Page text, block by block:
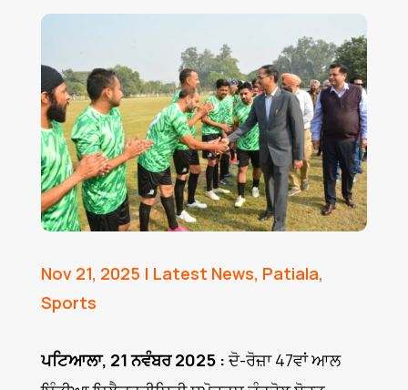
Nov 21, 2025 | Latest News, Patiala,
Sports
ਪਟਿਆਲਾ, 21 ਨਵੰਬਰ 2025 : ਦੋ-ਰੋਜ਼ਾ 47ਵਾਂ ਆਲ